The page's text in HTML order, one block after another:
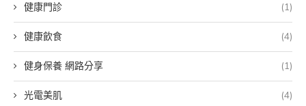
健康門診 (1)
健康飲食 (4)
健身保養 網路分享 (1)
光電美肌 (4)